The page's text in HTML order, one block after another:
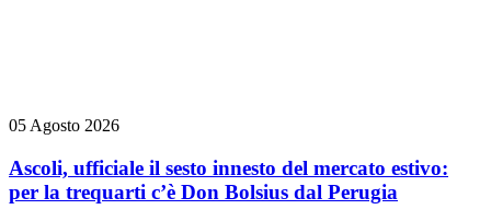
05 Agosto 2026
Ascoli, ufficiale il sesto innesto del mercato estivo:
per la trequarti c’è Don Bolsius dal Perugia